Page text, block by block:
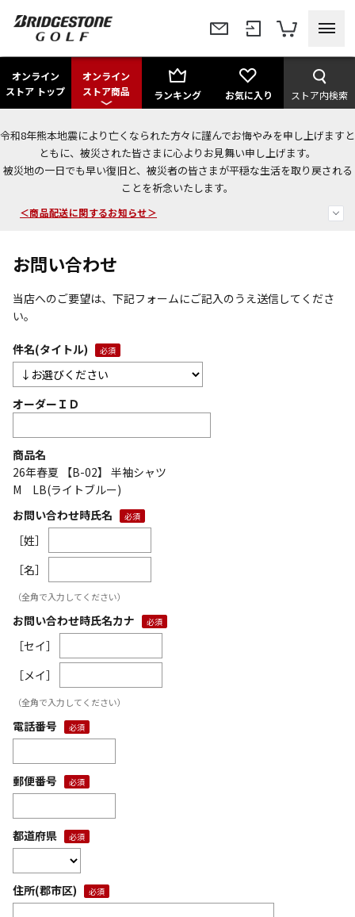
オンライン
ストア トップ
オンライン
ストア商品
ランキング お気に入り ストア内検索
令和8年熊本地震により亡くなられた方々に謹んでお悔やみを申し上げますと
ともに、被災された皆さまに心よりお見舞い申し上げます。
被災地の一日でも早い復旧と、被災者の皆さまが平穏な生活を取り戻される
ことを祈念いたします。
＜夏季休暇中のご注文・発送・お問い合わせ＞
今なら新規会員登録で1,000円OFFクーポンプレゼント！
＜商品配送に関するお知らせ＞
お問い合わせ
当店へのご要望は、下記フォームにご記入のうえ送信してくださ
い。
件名(タイトル)
オーダーＩＤ
商品名
26年春夏 【B-02】 半袖シャツ
M LB(ライトブルー)
お問い合わせ時氏名
［姓］
［名］
（全角で入力してください）
お問い合わせ時氏名カナ
［セイ］
［メイ］
（全角で入力してください）
電話番号
郵便番号
都道府県
住所(郡市区)